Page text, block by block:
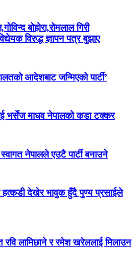
बोहोरा,रोमलाल गिरी
विरुद्ध ज्ञापन पत्र बुझाए
आदेशबाट जन्मिएको पार्टी’
भर्सेज माधव नेपालको कडा टक्कर
नेपालले एउटै पार्टी बनाउने
हत्कडी देखेर भावुक हुँदै पुण्य प्रसाईले
लामिछाने र रमेश खरेललाई मिलाउन